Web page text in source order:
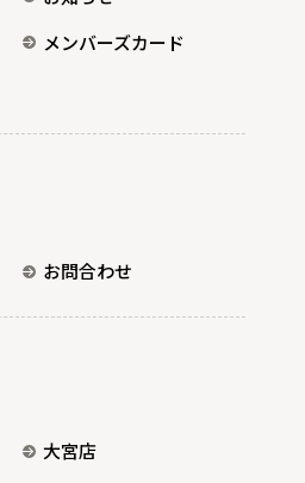
メンバーズカード
お問合わせ
大宮店